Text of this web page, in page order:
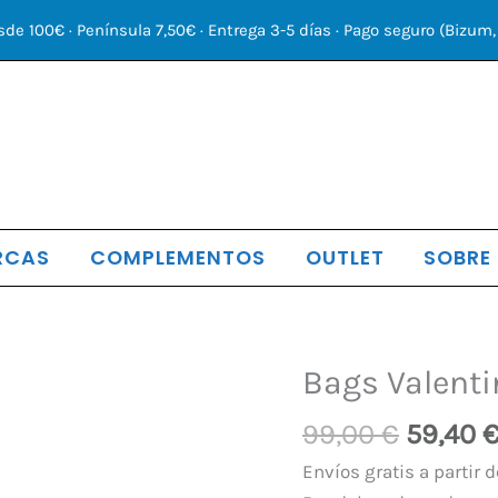
100€ · Península 7,50€ · Entrega 3-5 días · Pago seguro
COMPLEMENTOS OUTLET
Bags
99,00€
El
era:
59,40
Envíos gratis a partir
Bags
Valentino
by
Mario